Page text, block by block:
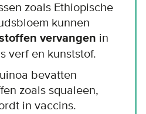
zoals Ethiopische
kunnen
vervangen in
verf en kunststof.
bevatten
zoals squaleen,
in vaccins.